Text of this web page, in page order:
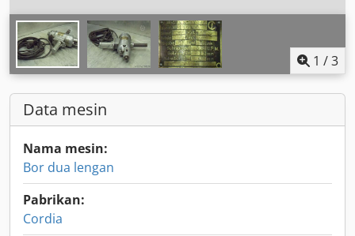
1 /3
Data mesin
Nama mesin:
Bor dua lengan
Pabrikan:
Cordia